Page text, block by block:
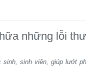
những lỗi
sinh viên, giúp lướt